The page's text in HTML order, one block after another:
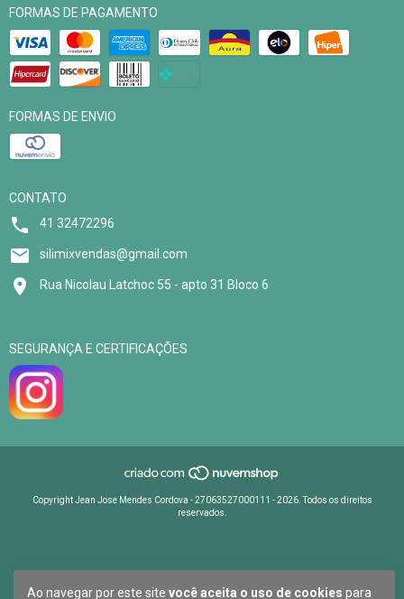
Ao navegar por este site você aceita o uso de cookies para
FORMAS DE PAGAMENTO
FORMAS DE ENVIO
CONTATO
41 32472296
silimixvendas@gmail.com
Rua Nicolau Latchoc 55 - apto 31 Bloco 6
SEGURANÇA E CERTIFICAÇÕES
Copyright Jean Jose Mendes Cordova - 27063527000111 - 2026. Todos os direitos
reservados.